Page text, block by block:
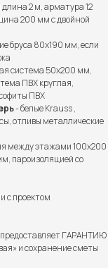
2 м, арматура 12
200 мм с двойной
бруса 80х190 мм, если
система 50х200 мм,
ПВХ круглая,
ПВХ
- белые Krauss ,
отливы металлические
между этажами 100х200
пароизоляцией со
с проектом
ГАРАНТИЮ
и сохранение сметы